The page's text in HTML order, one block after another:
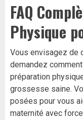
FAQ
Physique
Vous envisagez de
demandez
préparation
grossesse saine.
posées pour vous
maternité avec